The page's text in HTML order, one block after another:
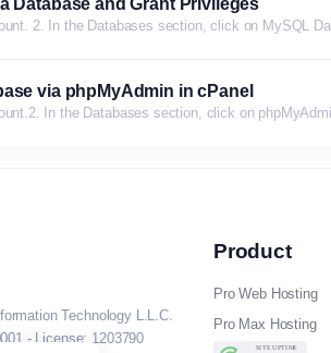
Database and Grant Privileges
2. In the Databases section, click on MySQL
via phpMyAdmin in cPanel
In the Databases section, click on
Technology L.L.C.
- License: 1203790
Product
Pro Web Hosting
Pro Max Hosting